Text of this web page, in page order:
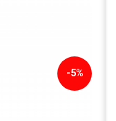
-5%